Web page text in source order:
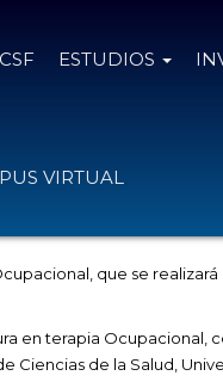
ESTUDIOS
VIRTUAL
que se
en terapia Ocupacional,
de la Salud,